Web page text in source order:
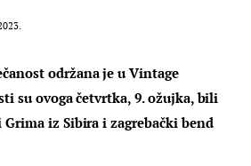
održana je u Vintage
su ovoga četvrtka, 9. ožujka, bili
iz Sibira i zagrebački bend